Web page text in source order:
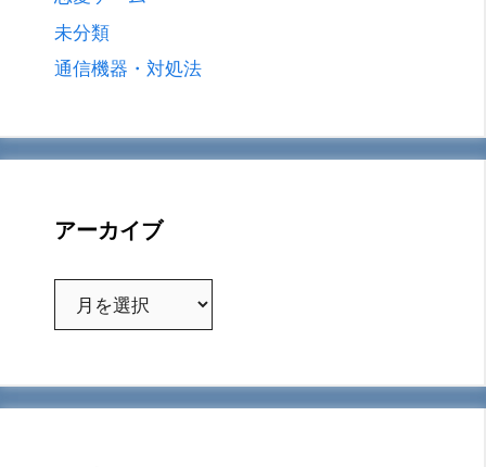
未分類
通信機器・対処法
アーカイブ